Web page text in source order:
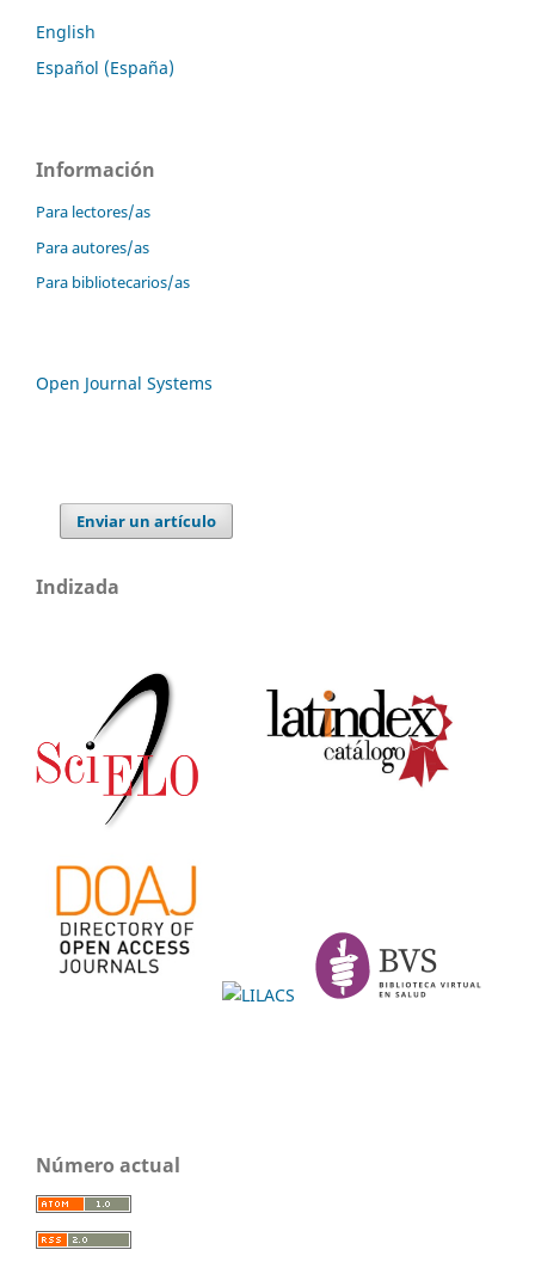
English
Español (España)
Información
Para lectores/as
Para autores/as
Para bibliotecarios/as
Open Journal Systems
Enviar un artículo
Indizada
Número actual